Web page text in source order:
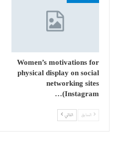
Women’s motivations for
physical display on social
networking sites
(Instagram…
السابق التالي